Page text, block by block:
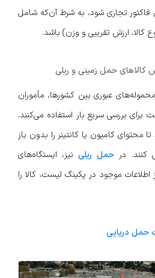
تجاری شود، به شرط آن‌که شامل
کالا، ارزش تقریبی و وزن) باشد.
حمل زمینی و ریلی
عبوری بین کشورها، مأموران
برای بررسی سریع بار استفاده می‌کنند.
محتوای کامیون یا کانتینر را بدون باز
کنند. در حمل ریلینیز، ایستگاه‌های
موجود در پکینگ لیست، کالا را
حمل دریایی